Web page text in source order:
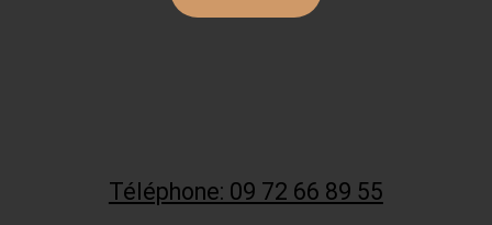
Téléphone: 09 72 66 89 55